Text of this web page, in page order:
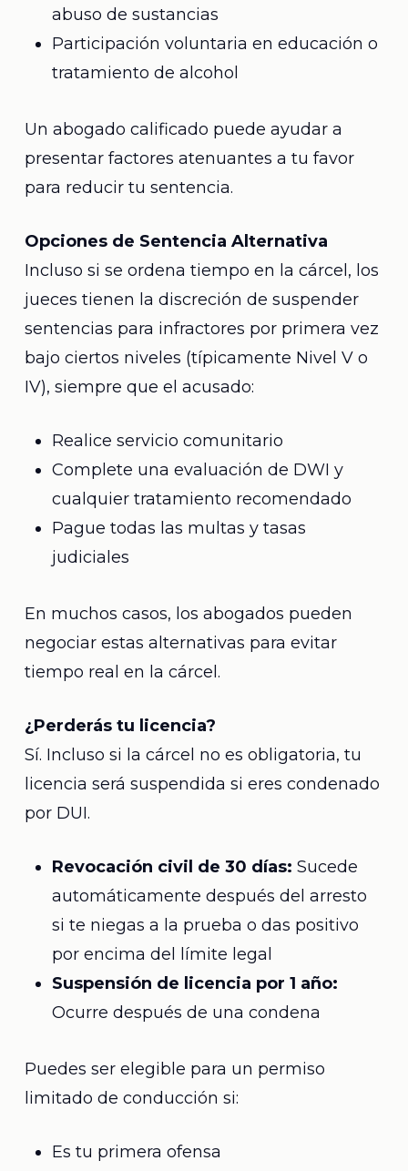
abuso de sustancias
Participación voluntaria en educación o
tratamiento de alcohol
Un abogado calificado puede ayudar a
presentar factores atenuantes a tu favor
para reducir tu sentencia.
Opciones de Sentencia Alternativa
Incluso si se ordena tiempo en la cárcel, los
jueces tienen la discreción de suspender
sentencias para infractores por primera vez
bajo ciertos niveles (típicamente Nivel V o
IV), siempre que el acusado:
Realice servicio comunitario
Complete una evaluación de DWI y
cualquier tratamiento recomendado
Pague todas las multas y tasas
judiciales
En muchos casos, los abogados pueden
negociar estas alternativas para evitar
tiempo real en la cárcel.
¿Perderás tu licencia?
Sí. Incluso si la cárcel no es obligatoria, tu
licencia será suspendida si eres condenado
por DUI.
Revocación civil de 30 días: Sucede
automáticamente después del arresto
si te niegas a la prueba o das positivo
por encima del límite legal
Suspensión de licencia por 1 año:
Ocurre después de una condena
Puedes ser elegible para un permiso
limitado de conducción si:
Es tu primera ofensa